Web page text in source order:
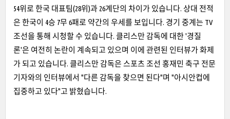
54위로 한국 대표팀(28위)과 26계단의 차이가 있습니다. 상대 전적
은 한국이 4승 7무 6패로 약간의 우세를 보입니다. 경기 중계는 TV
조선을 통해 시청할 수 있습니다. 클리스만 감독에 대한 '경질
론'은 여전히 논란이 계속되고 있으며 이에 관련된 인터뷰가 화제
가 되고 있습니다. 클리스만 감독은 스포츠 조선 홍재민 축구 전문
기자와의 인터뷰에서 "다른 감독을 찾으면 된다"며 "아시 안컵에
집중하고 있다"고 밝혔습니다.